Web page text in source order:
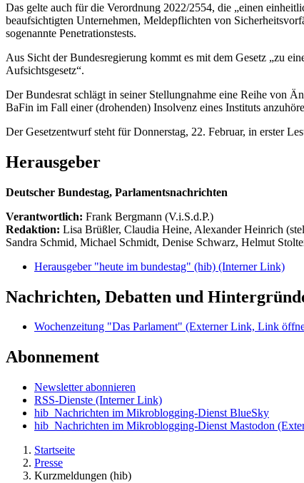
Das gelte auch für die Verordnung 2022/2554, die „einen
beaufsichtigten Unternehmen, Meldepflichten von
sogenannte Penetrationstests.
Aus Sicht der Bundesregierung kommt es mit dem Gesetz „zu
Aufsichtsgesetz“.
Der Bundesrat schlägt in seiner Stellungnahme eine Reihe von
BaFin im Fall einer (drohenden) Insolvenz eines Instituts
Der Gesetzentwurf steht für Donnerstag, 22. Februar, in erster
Herausgeber
Deutscher Bundestag, Parlamentsnachrichten
Verantwortlich: Frank Bergmann (V.i.S.d.P.)
Redaktion: Lisa Brüßler, Claudia Heine, Alexander Heinrich
Sandra Schmid, Michael Schmidt, Denise Schwarz, Helmut
Herausgeber "heute im bundestag" (hib) (Interner Link)
Nachrichten, Debatten und
Wochenzeitung "Das Parlament" (Externer Link, Link
Abonnement
Newsletter abonnieren
RSS-Dienste (Interner Link)
hib_Nachrichten im Mikroblogging-Dienst BlueSky
hib_Nachrichten im Mikroblogging-Dienst Mastodon
Startseite
Presse
Kurzmeldungen (hib)